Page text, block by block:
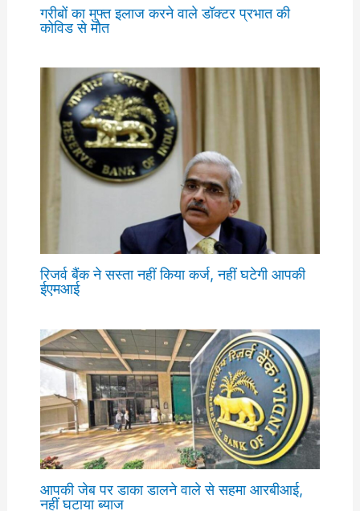
गरीबों का मुफ्त इलाज करने वाले डॉक्टर प्रभात की
कोविड से मौत
रिजर्व बैंक ने सस्ता नहीं किया कर्ज, नहीं घटेगी आपकी
ईएमआई
आपकी जेब पर डाका डालने वाले से सहमा आरबीआई,
नहीं घटाया ब्याज